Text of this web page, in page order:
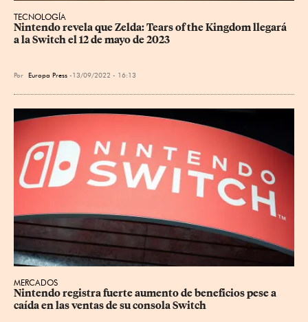
TECNOLOGÍA
Nintendo revela que Zelda: Tears of the Kingdom llegará
a la Switch el 12 de mayo de 2023
Por Europa Press 13/09/2022 - 16:13
MERCADOS
Nintendo registra fuerte aumento de beneficios pese a
caída en las ventas de su consola Switch